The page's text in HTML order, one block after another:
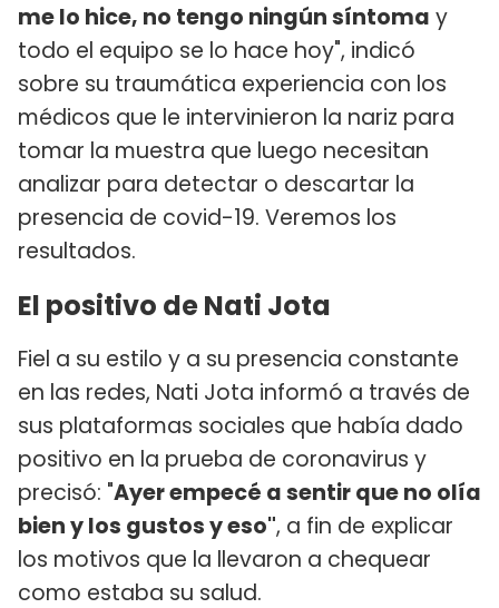
me lo hice, no tengo ningún síntoma y
todo el equipo se lo hace hoy", indicó
sobre su traumática experiencia con los
médicos que le intervinieron la nariz para
tomar la muestra que luego necesitan
analizar para detectar o descartar la
presencia de covid-19. Veremos los
resultados.
El positivo de Nati Jota
Fiel a su estilo y a su presencia constante
en las redes, Nati Jota informó a través de
sus plataformas sociales que había dado
positivo en la prueba de coronavirus y
precisó: "Ayer empecé a sentir que no olía
bien y los gustos y eso", a fin de explicar
los motivos que la llevaron a chequear
como estaba su salud.